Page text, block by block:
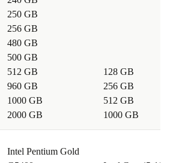
250 GB
256 GB
480 GB
500 GB
512 GB
960 GB
1000 GB
2000 GB
128 GB
256 GB
512 GB
1000 GB
Intel Pentium Gold